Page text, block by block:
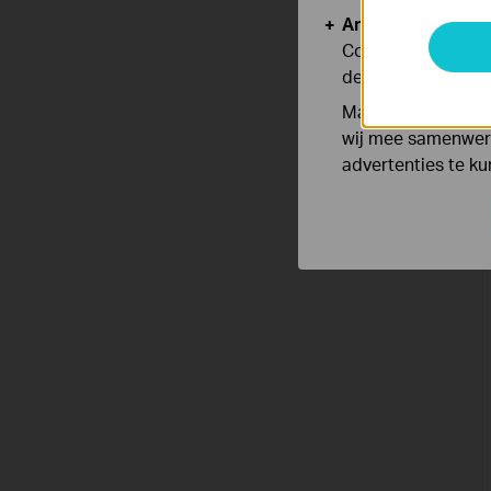
Analyse en
Cookies voor
de functionaliteit
Marketing
wij mee
advertenties te